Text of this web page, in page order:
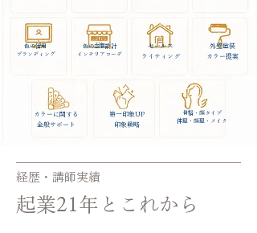
色の活用
​ブランディング
色の空間設計
​インテリアコーデ
セールス
​ライティング
外壁塗装
​カラー提案
カラーに関する
​全般サポート
第一印象UP
​印象戦略
骨格・顔タイプ
​体型・顔型・メイク
経歴・講師実績
​起業21年とこれから